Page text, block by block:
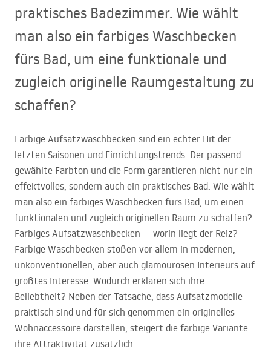
praktisches Badezimmer. Wie wählt
man also ein farbiges Waschbecken
fürs Bad, um eine funktionale und
zugleich originelle Raumgestaltung zu
schaffen?
Farbige Aufsatzwaschbecken sind ein echter Hit der
letzten Saisonen und Einrichtungstrends. Der passend
gewählte Farbton und die Form garantieren nicht nur ein
effektvolles, sondern auch ein praktisches Bad. Wie wählt
man also ein farbiges Waschbecken fürs Bad, um einen
funktionalen und zugleich originellen Raum zu schaffen?
Farbiges Aufsatzwaschbecken — worin liegt der Reiz?
Farbige Waschbecken stoßen vor allem in modernen,
unkonventionellen, aber auch glamourösen Interieurs auf
größtes Interesse. Wodurch erklären sich ihre
Beliebtheit? Neben der Tatsache, dass Aufsatzmodelle
praktisch sind und für sich genommen ein originelles
Wohnaccessoire darstellen, steigert die farbige Variante
ihre Attraktivität zusätzlich.